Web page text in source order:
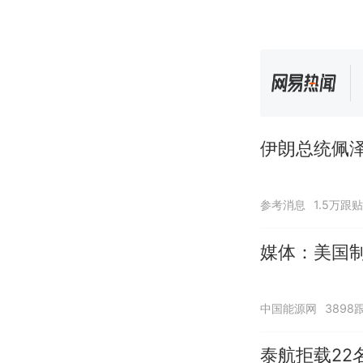
伊朗总统佩
参考消息 1.5万跟贴
媒体：美国
中国能源网 3898
泰航拒载22